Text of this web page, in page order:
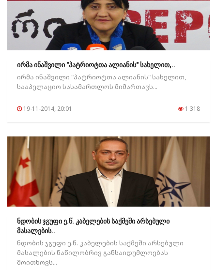
ირმა ინაშვილი "პატრიოტთა ალიანის" სახელით,..
ირმა ინაშვილი "პატრიოტთა ალიანის" სახელით,
სააპელაციო სასამართლოს მიმართავს...
19-11-2014, 20:01 1 318
ნდობის ჯგუფი ე.წ. კაბელების საქმეში არსებული
მასალების..
ნდობის ჯგუფი ე.წ. კაბელების საქმეში არსებული
მასალების ნაწილობრივ განსაიდუმლოებას
მოითხოვს...